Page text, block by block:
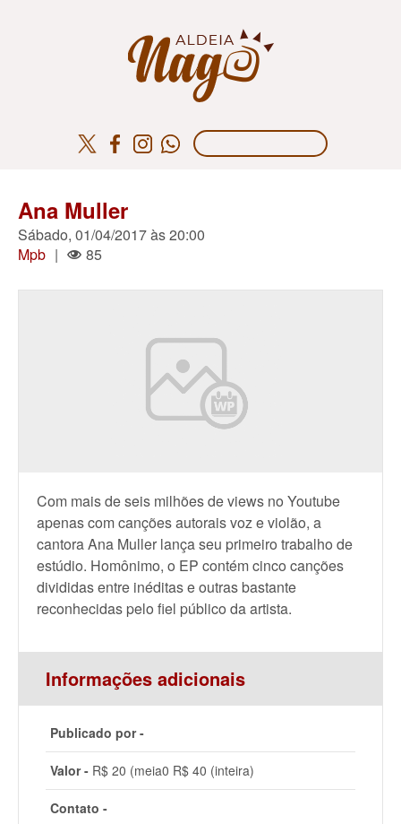
Ana Muller
Sábado, 01/04/2017 às 20:00
Mpb | 85
Com mais de seis milhões de views no Youtube
apenas com canções autorais voz e violão, a
cantora Ana Muller lança seu primeiro trabalho de
estúdio. Homônimo, o EP contém cinco canções
divididas entre inéditas e outras bastante
reconhecidas pelo fiel público da artista.
Informações adicionais
Publicado por -
Valor - R$ 20 (meia0 R$ 40 (inteira)
Contato -